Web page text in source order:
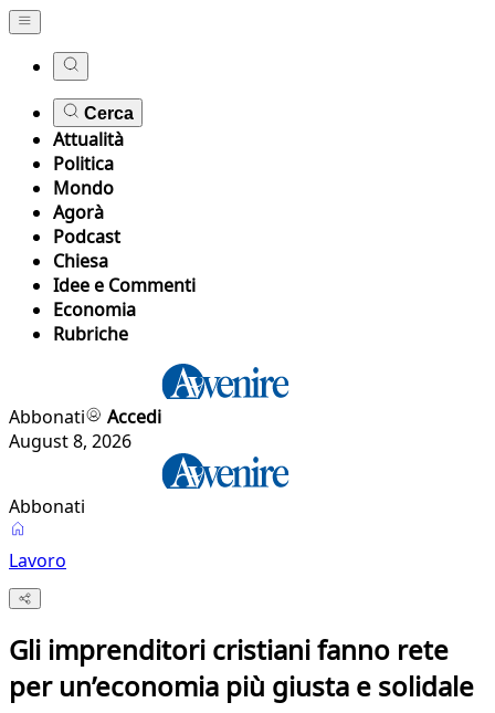
Cerca
Attualità
Politica
Mondo
Agorà
Podcast
Chiesa
Idee e Commenti
Economia
Rubriche
Abbonati
Accedi
August 8, 2026
Abbonati
Lavoro
Gli imprenditori cristiani fanno rete
per un’economia più giusta e solidale